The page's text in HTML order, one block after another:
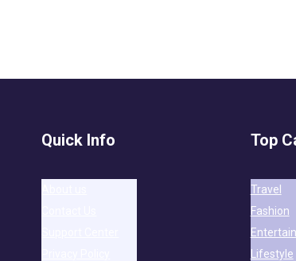
Quick Info Top
Travel
Fashion
Lifestyle